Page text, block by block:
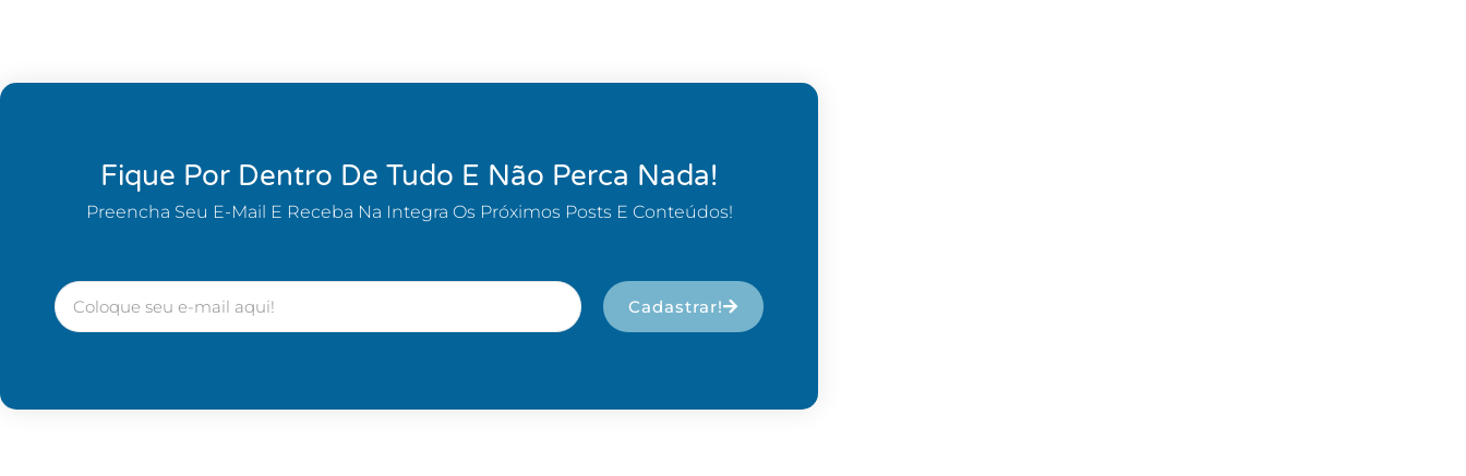
Fique Por Dentro De Tudo E Não Perca Nada!
Preencha Seu E-Mail E Receba Na Integra Os Próximos Posts E Conteúdos!
Cadastrar!